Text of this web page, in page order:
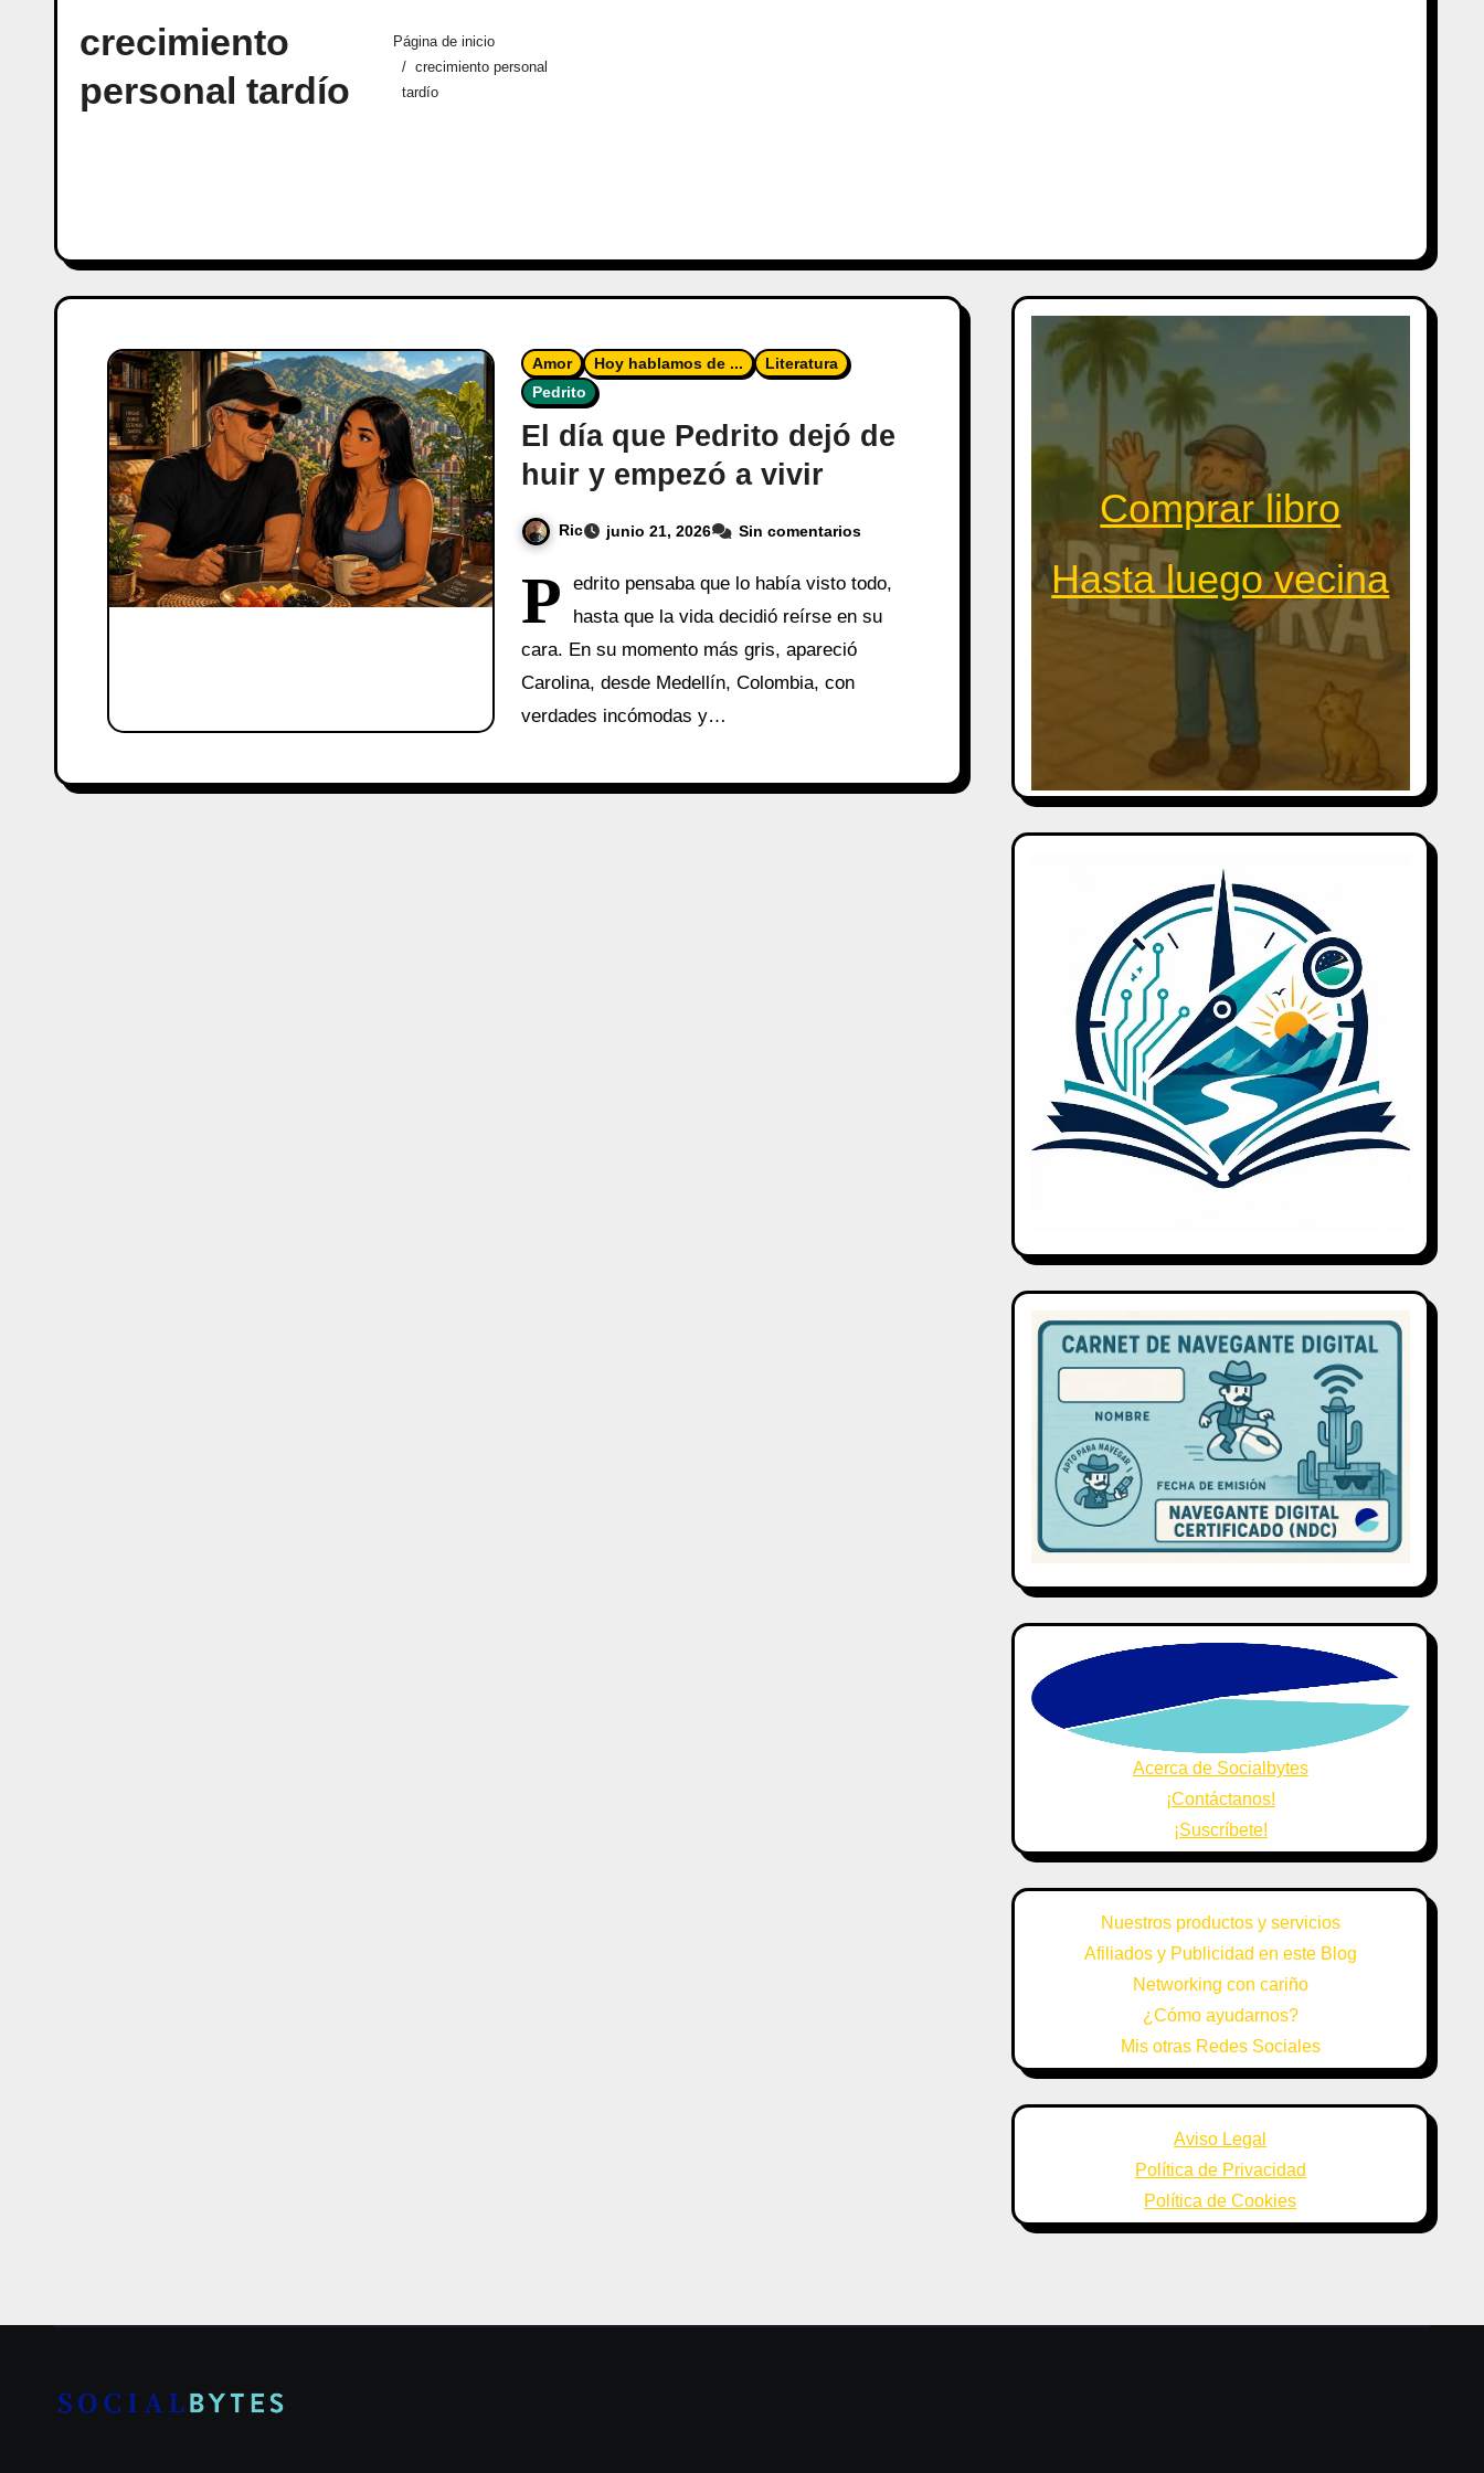
crecimiento
personal tardío
Página de inicio
crecimiento personal
tardío
Amor Hoy hablamos de ...
Literatura
Pedrito
El día que Pedrito dejó de
huir y empezó a vivir
Ric junio 21, 2026 Sin comentarios
P
edrito pensaba que lo había visto todo,
hasta que la vida decidió reírse en su
cara. En su momento más gris, apareció
Carolina, desde Medellín, Colombia, con
verdades incómodas y…
Comprar libro
Hasta luego vecina
Acerca de Socialbytes
¡Contáctanos!
¡Suscríbete!
Nuestros productos y servicios
Afiliados y Publicidad en este Blog
Networking con cariño
¿Cómo ayudarnos?
Mis otras Redes Sociales
Aviso Legal
Política de Privacidad
Política de Cookies